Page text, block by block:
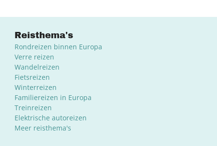
Reisthema's
Rondreizen binnen Europa
Verre reizen
Wandelreizen
Fietsreizen
Winterreizen
Familiereizen in Europa
Treinreizen
Elektrische autoreizen
Meer reisthema's